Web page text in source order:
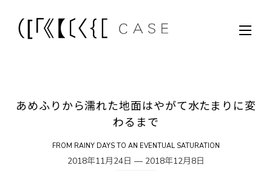
あめふりから濡れた地面はやがて水たまりに変
わるまで
FROM RAINY DAYS TO AN EVENTUAL SATURATION
2018年11月24日 — 2018年12月8日